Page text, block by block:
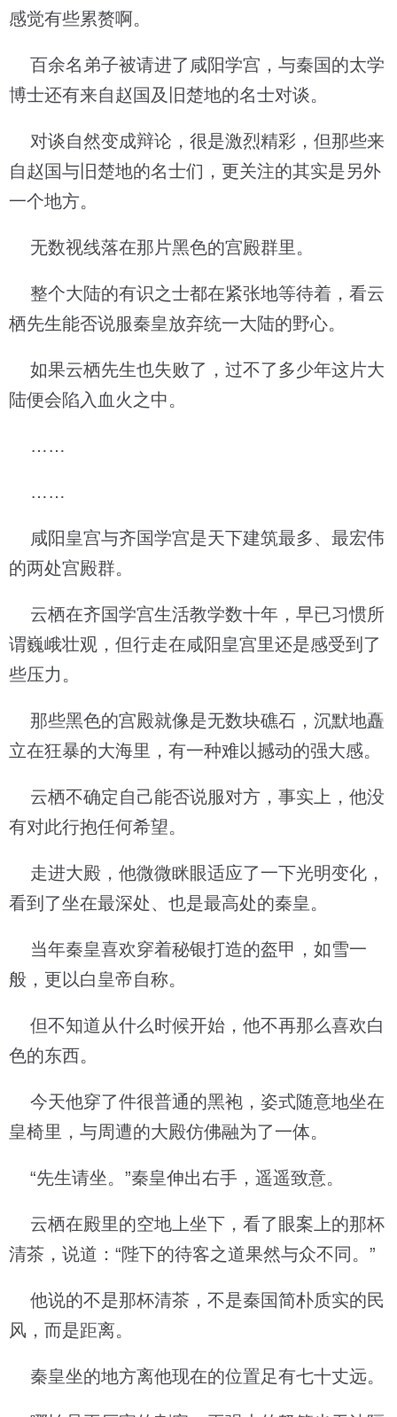
感觉有些累赘啊。
百余名弟子被请进了咸阳学宫，与秦国的太学
博士还有来自赵国及旧楚地的名士对谈。
对谈自然变成辩论，很是激烈精彩，但那些来
自赵国与旧楚地的名士们，更关注的其实是另外
一个地方。
无数视线落在那片黑色的宫殿群里。
整个大陆的有识之士都在紧张地等待着，看云
栖先生能否说服秦皇放弃统一大陆的野心。
如果云栖先生也失败了，过不了多少年这片大
陆便会陷入血火之中。
……
……
咸阳皇宫与齐国学宫是天下建筑最多、最宏伟
的两处宫殿群。
云栖在齐国学宫生活教学数十年，早已习惯所
谓巍峨壮观，但行走在咸阳皇宫里还是感受到了
些压力。
那些黑色的宫殿就像是无数块礁石，沉默地矗
立在狂暴的大海里，有一种难以撼动的强大感。
云栖不确定自己能否说服对方，事实上，他没
有对此行抱任何希望。
走进大殿，他微微眯眼适应了一下光明变化，
看到了坐在最深处、也是最高处的秦皇。
当年秦皇喜欢穿着秘银打造的盔甲，如雪一
般，更以白皇帝自称。
但不知道从什么时候开始，他不再那么喜欢白
色的东西。
今天他穿了件很普通的黑袍，姿式随意地坐在
皇椅里，与周遭的大殿仿佛融为了一体。
“先生请坐。”秦皇伸出右手，遥遥致意。
云栖在殿里的空地上坐下，看了眼案上的那杯
清茶，说道：“陛下的待客之道果然与众不同。”
他说的不是那杯清茶，不是秦国简朴质实的民
风，而是距离。
秦皇坐的地方离他现在的位置足有七十丈远。